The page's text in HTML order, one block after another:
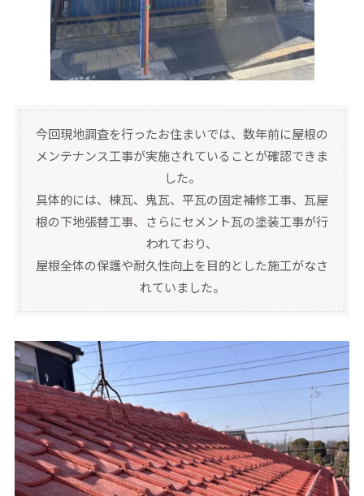
今回現地調査を行ったお住まいでは、数年前に屋根の
メンテナンス工事が実施されていることが確認できま
した。
具体的には、棟瓦、鬼瓦、平瓦の固定補修工事、瓦屋
根の下地張替工事、さらにセメント瓦の塗装工事が行
われており、
屋根全体の保護や耐久性向上を目的とした施工がなさ
れていました。